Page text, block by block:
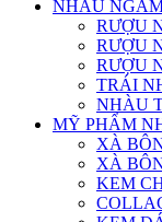
NHÀU
RƯỢU
RƯỢU
RƯỢU
TRÁI
NHÀU
MỸ PHẨM
XÀ
XÀ
KEM